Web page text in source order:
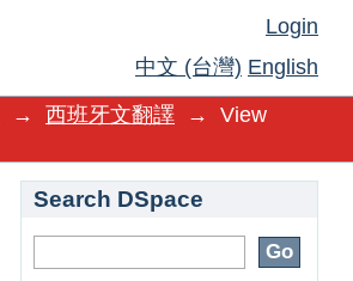
Login
中文 (台灣) English
→ 西班牙文翻譯 →
View
Search DSpace